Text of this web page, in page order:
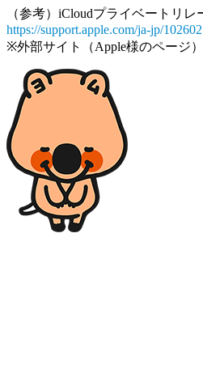
（参考）iCloudプライベートリレ
https://support.apple.com/ja-jp/102602
※外部サイト（Apple様のページ